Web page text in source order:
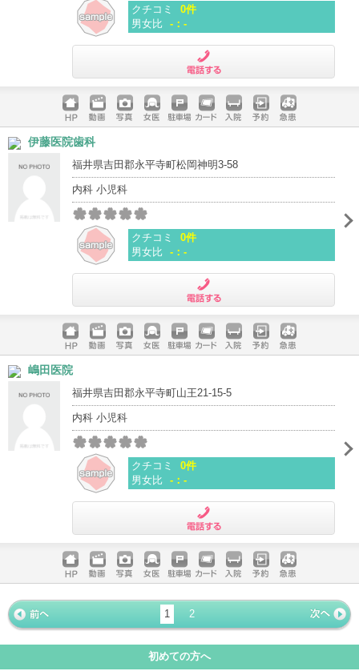
クチコミ
0件
男女比 -：-
ホームペ
ージ
動画 写真 女医 駐車場
クレジッ
入院 予約 急患
伊藤医院歯科
福井県吉田郡永平寺町松岡神明3-58
内科 小児科
クチコミ
0件
男女比 -：-
ホームペ
ージ
動画 写真 女医 駐車場
クレジッ
入院 予約 急患
嶋田医院
福井県吉田郡永平寺町山王21-15-5
内科 小児科
クチコミ
0件
男女比 -：-
ホームペ
ージ
動画 写真 女医 駐車場
クレジッ
トカード
入院 予約 急患
« 前ペー
ジ
1
2
次ページ
»
初めての方へ